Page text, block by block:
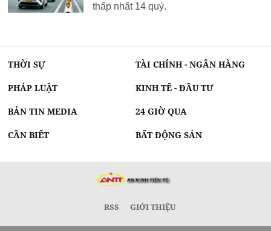
thấp nhất 14 quý.
THỜI SỰ TÀI CHÍNH - NGÂN HÀNG
PHÁP LUẬT KINH TẾ - ĐẦU TƯ
BẢN TIN MEDIA 24 GIỜ QUA
CẦN BIẾT BẤT ĐỘNG SẢN
RSS GIỚI THIỆU